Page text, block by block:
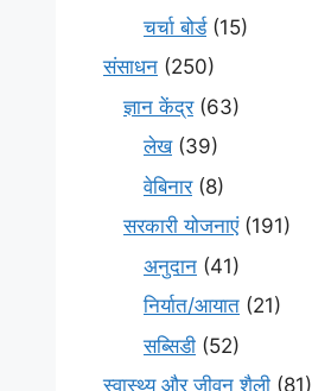
चर्चा बोर्ड(15)
संसाधन (250)
ज्ञान केंद्र(63)
लेख(39)
वेबिनार(8)
सरकारी योजनाएं(191)
अनुदान (41)
निर्यात/आयात (21)
सब्सिडी (52)
स्वास्थ्य और जीवन शैली (81)